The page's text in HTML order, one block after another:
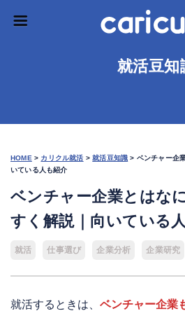
就活豆知
HOME > カリクル就活 >就活豆知識 > ベンチャー企
いている人も紹介
ベンチャー企業とはな
すく解説｜向いている
就活 仕事選び 企業分析 企業研究
就活するときは、 ベンチャー企業